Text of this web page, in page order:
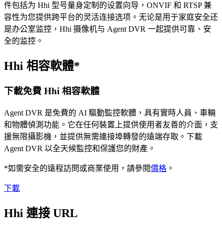
件包括为 Hhi 型号量身定制的设置向导，ONVIF 和 RTSP 兼
容性为您提供跨平台的灵活连接选项。无论是用于家庭安全还
是办公室监控，Hhi 摄像机与 Agent DVR 一起提供可靠、安
全的监控。
Hhi 相容軟體*
下載免費 Hhi 相容軟體
Agent DVR 是免費的 AI 驅動監控軟體，具有實時人員、車輛
和物體偵測功能。它在任何裝置上提供使用者友善的介面，支
援無限攝影機，並提供無需連接埠轉發的遠端存取。下載
Agent DVR 以全天候監控和保護您的財產。
*如需安全的遠程訪問或商業使用，請參閱價格 。
下載
Hhi 連接 URL